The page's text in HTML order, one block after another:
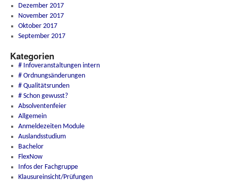
Dezember 2017
November 2017
Oktober 2017
September 2017
Kategorien
# Infoveranstaltungen intern
# Ordnungsänderungen
# Qualitätsrunden
# Schon gewusst?
Absolventenfeier
Allgemein
Anmeldezeiten Module
Auslandsstudium
Bachelor
FlexNow
Infos der Fachgruppe
Klausureinsicht/Prüfungen